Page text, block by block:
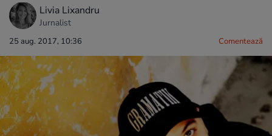
Livia Lixandru
Jurnalist
25 aug. 2017, 10:36 Comentează